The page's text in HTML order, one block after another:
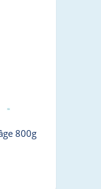
800g